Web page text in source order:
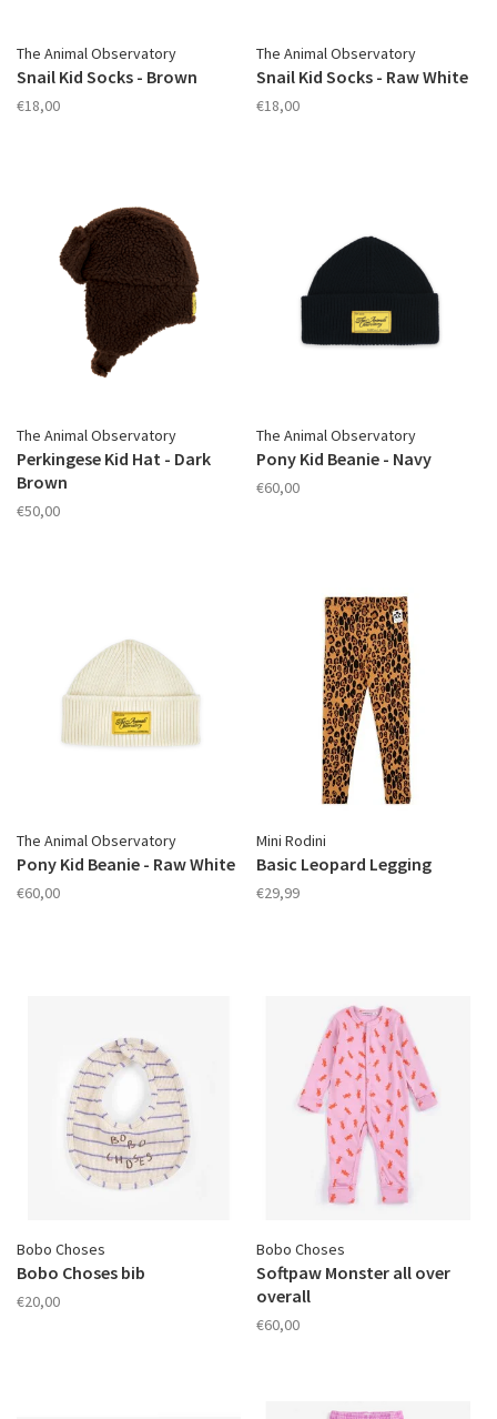
The Animal Observatory
Snail Kid Socks - Brown
€18,00
The Animal Observatory
Snail Kid Socks - Raw White
€18,00
The Animal Observatory
Perkingese Kid Hat - Dark
Brown
€50,00
The Animal Observatory
Pony Kid Beanie - Navy
€60,00
The Animal Observatory
Pony Kid Beanie - Raw White
€60,00
Mini Rodini
Basic Leopard Legging
€29,99
Bobo Choses
Bobo Choses bib
€20,00
Bobo Choses
Softpaw Monster all over
overall
€60,00